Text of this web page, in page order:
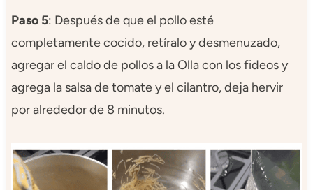
Paso 5: Después de que el pollo esté
completamente cocido, retíralo y desmenuzado,
agregar el caldo de pollos a la Olla con los fideos y
agrega la salsa de tomate y el cilantro, deja hervir
por alrededor de 8 minutos.